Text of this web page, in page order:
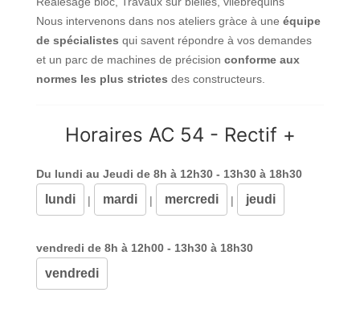
Nous intervenons dans nos ateliers gràce à une équipe
de spécialistes qui savent répondre à vos demandes
et un parc de machines de précision conforme aux
normes les plus strictes des constructeurs.
Horaires AC 54 - Rectif +
Du lundi au Jeudi de 8h à 12h30 - 13h30 à 18h30
lundi | mardi | mercredi | jeudi
vendredi de 8h à 12h00 - 13h30 à 18h30
vendredi